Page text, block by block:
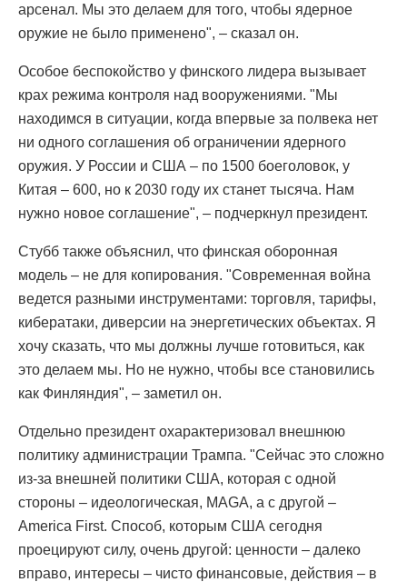
арсенал. Мы это делаем для того, чтобы ядерное
оружие не было применено", – сказал он.
Особое беспокойство у финского лидера вызывает
крах режима контроля над вооружениями. "Мы
находимся в ситуации, когда впервые за полвека нет
ни одного соглашения об ограничении ядерного
оружия. У России и США – по 1500 боеголовок, у
Китая – 600, но к 2030 году их станет тысяча. Нам
нужно новое соглашение", – подчеркнул президент.
Стубб также объяснил, что финская оборонная
модель – не для копирования. "Современная война
ведется разными инструментами: торговля, тарифы,
кибератаки, диверсии на энергетических объектах. Я
хочу сказать, что мы должны лучше готовиться, как
это делаем мы. Но не нужно, чтобы все становились
как Финляндия", – заметил он.
Отдельно президент охарактеризовал внешнюю
политику администрации Трампа. "Сейчас это сложно
из-за внешней политики США, которая с одной
стороны – идеологическая, MAGA, а с другой –
America First. Способ, которым США сегодня
проецируют силу, очень другой: ценности – далеко
вправо, интересы – чисто финансовые, действия – в